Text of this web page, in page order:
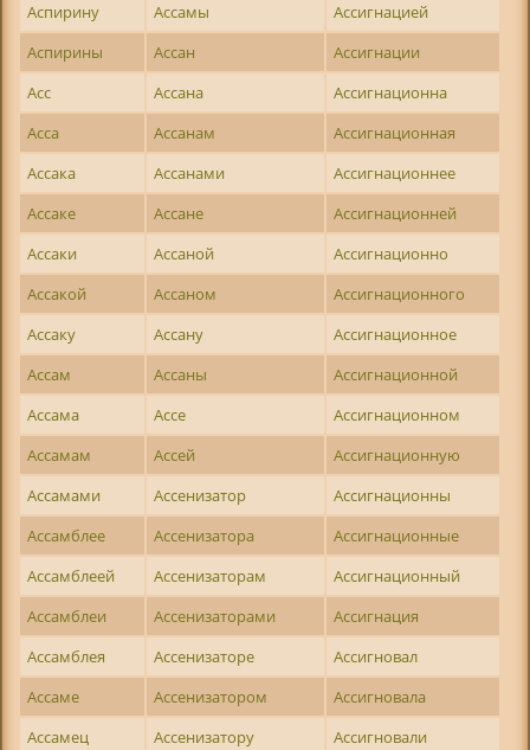
Аспирину
Ассамы
Ассигнацией
Аспирины
Ассан
Ассигнации
Асс
Ассана
Ассигнационна
Асса
Ассанам
Ассигнационная
Ассака
Ассанами
Ассигнационнее
Ассаке
Ассане
Ассигнационней
Ассаки
Ассаной
Ассигнационно
Ассакой
Ассаном
Ассигнационного
Ассаку
Ассану
Ассигнационное
Ассам
Ассаны
Ассигнационной
Ассама
Ассе
Ассигнационном
Ассамам
Ассей
Ассигнационную
Ассамами
Ассенизатор
Ассигнационны
Ассамблее
Ассенизатора
Ассигнационные
Ассамблеей
Ассенизаторам
Ассигнационный
Ассамблеи
Ассенизаторами
Ассигнация
Ассамблея
Ассенизаторе
Ассигновал
Ассаме
Ассенизатором
Ассигновала
Ассамец
Ассенизатору
Ассигновали